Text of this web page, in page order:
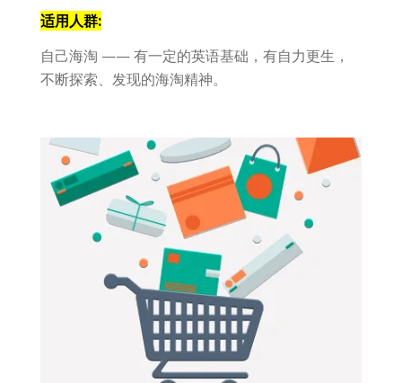
适用人群:
自己海淘 —— 有一定的英语基础，有自力更生，
不断探索、发现的海淘精神。